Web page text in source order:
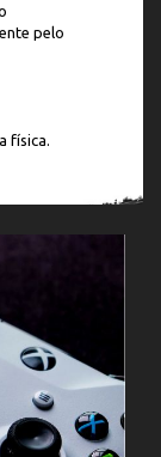
pelo
física.